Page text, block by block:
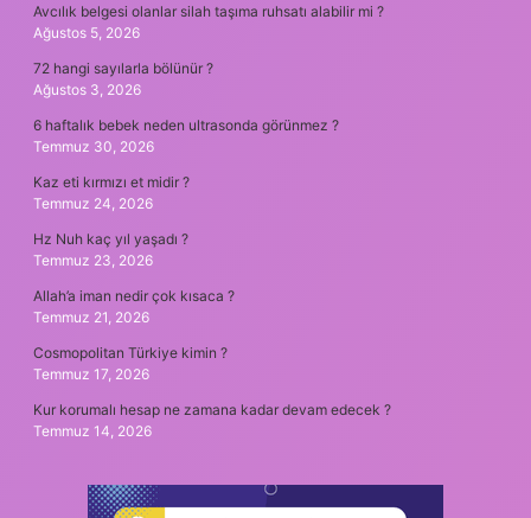
Avcılık belgesi olanlar silah taşıma ruhsatı alabilir mi ?
Ağustos 5, 2026
72 hangi sayılarla bölünür ?
Ağustos 3, 2026
6 haftalık bebek neden ultrasonda görünmez ?
Temmuz 30, 2026
Kaz eti kırmızı et midir ?
Temmuz 24, 2026
Hz Nuh kaç yıl yaşadı ?
Temmuz 23, 2026
Allah’a iman nedir çok kısaca ?
Temmuz 21, 2026
Cosmopolitan Türkiye kimin ?
Temmuz 17, 2026
Kur korumalı hesap ne zamana kadar devam edecek ?
Temmuz 14, 2026